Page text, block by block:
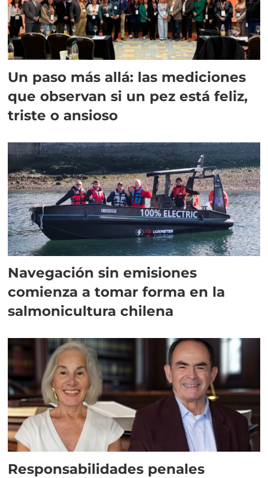
Un paso más allá: las mediciones
que observan si un pez está feliz,
triste o ansioso
Navegación sin emisiones
comienza a tomar forma en la
salmonicultura chilena
Responsabilidades penales